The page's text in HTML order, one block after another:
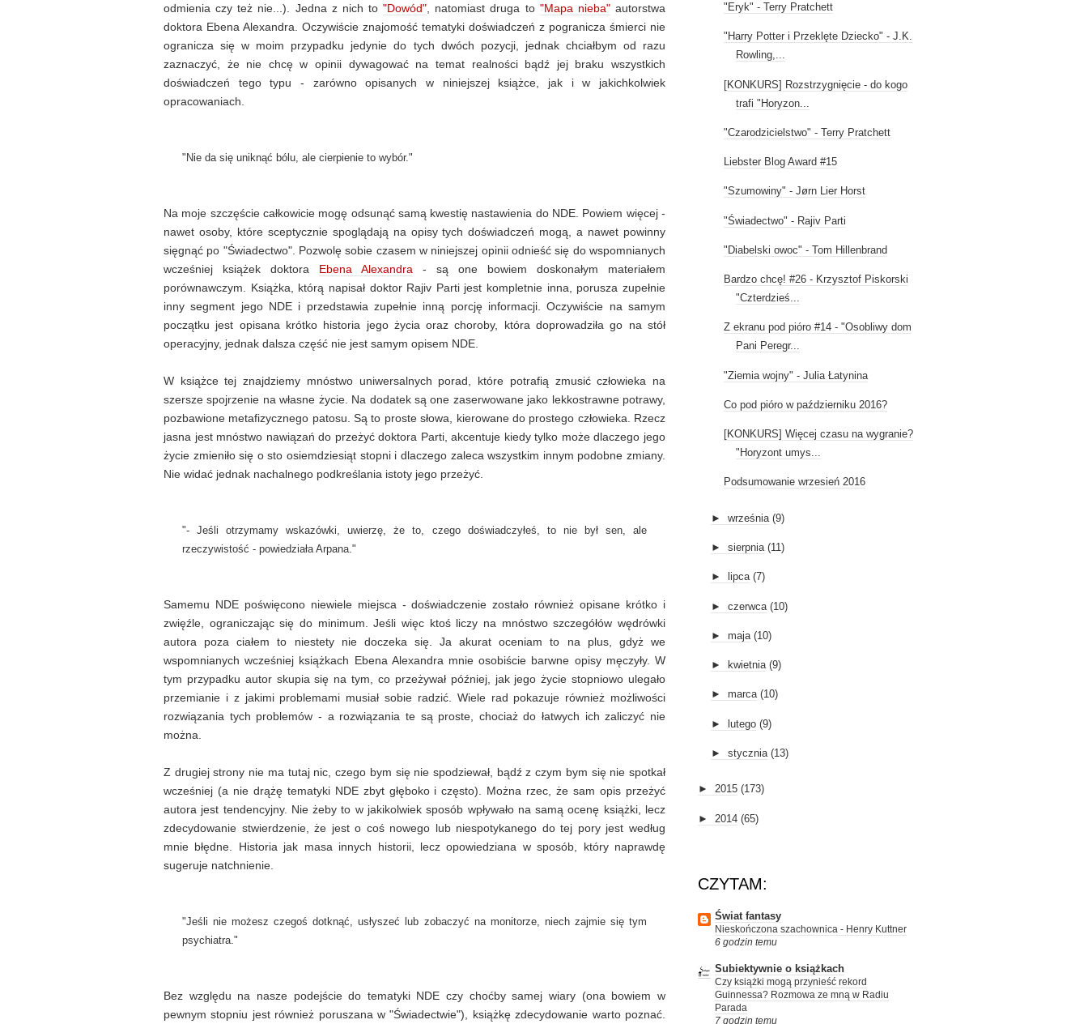
odmienia czy też nie...). Jedna z nich to"Dowód" , natomiast druga to "Mapa nieba"autorstwa
doktora Ebena Alexandra. Oczywiście znajomość tematyki doświadczeń z pogranicza śmierci nie
ogranicza się w moim przypadku jedynie do tych dwóch pozycji, jednak chciałbym od razu
zaznaczyć, że nie chcę w opinii dywagować na temat realności bądź jej braku wszystkich
doświadczeń tego typu - zarówno opisanych w niniejszej książce, jak i w jakichkolwiek
opracowaniach.
"Nie da się uniknąć bólu, ale cierpienie to wybór."
Na moje szczęście całkowicie mogę odsunąć samą kwestię nastawienia do NDE. Powiem więcej -
nawet osoby, które sceptycznie spoglądają na opisy tych doświadczeń mogą, a nawet powinny
sięgnąć po "Świadectwo". Pozwolę sobie czasem w niniejszej opinii odnieść się do wspomnianych
wcześniej książek doktora Ebena Alexandra - są one bowiem doskonałym materiałem
porównawczym. Książka, którą napisał doktor Rajiv Parti jest kompletnie inna, porusza zupełnie
inny segment jego NDE i przedstawia zupełnie inną porcję informacji. Oczywiście na samym
początku jest opisana krótko historia jego życia oraz choroby, która doprowadziła go na stół
operacyjny, jednak dalsza część nie jest samym opisem NDE.
W książce tej znajdziemy mnóstwo uniwersalnych porad, które potrafią zmusić człowieka na
szersze spojrzenie na własne życie. Na dodatek są one zaserwowane jako lekkostrawne potrawy,
pozbawione metafizycznego patosu. Są to proste słowa, kierowane do prostego człowieka. Rzecz
jasna jest mnóstwo nawiązań do przeżyć doktora Parti, akcentuje kiedy tylko może dlaczego jego
życie zmieniło się o sto osiemdziesiąt stopni i dlaczego zaleca wszystkim innym podobne zmiany.
Nie widać jednak nachalnego podkreślania istoty jego przeżyć.
"- Jeśli otrzymamy wskazówki, uwierzę, że to, czego doświadczyłeś, to nie był sen, ale
rzeczywistość - powiedziała Arpana."
Samemu NDE poświęcono niewiele miejsca - doświadczenie zostało również opisane krótko i
zwięźle, ograniczając się do minimum. Jeśli więc ktoś liczy na mnóstwo szczegółów wędrówki
autora poza ciałem to niestety nie doczeka się. Ja akurat oceniam to na plus, gdyż we
wspomnianych wcześniej książkach Ebena Alexandra mnie osobiście barwne opisy męczyły. W
tym przypadku autor skupia się na tym, co przeżywał później, jak jego życie stopniowo ulegało
przemianie i z jakimi problemami musiał sobie radzić. Wiele rad pokazuje również możliwości
rozwiązania tych problemów - a rozwiązania te są proste, chociaż do łatwych ich zaliczyć nie
można.
Z drugiej strony nie ma tutaj nic, czego bym się nie spodziewał, bądź z czym bym się nie spotkał
wcześniej (a nie drążę tematyki NDE zbyt głęboko i często). Można rzec, że sam opis przeżyć
autora jest tendencyjny. Nie żeby to w jakikolwiek sposób wpływało na samą ocenę książki, lecz
zdecydowanie stwierdzenie, że jest o coś nowego lub niespotykanego do tej pory jest według
mnie błędne. Historia jak masa innych historii, lecz opowiedziana w sposób, który naprawdę
sugeruje natchnienie.
"Jeśli nie możesz czegoś dotknąć, usłyszeć lub zobaczyć na monitorze, niech zajmie się tym
psychiatra."
Bez względu na nasze podejście do tematyki NDE czy choćby samej wiary (ona bowiem w
pewnym stopniu jest również poruszana w "Świadectwie"), książkę zdecydowanie warto poznać.
"Eryk" - Terry Pratchett
"Harry Potter i Przeklęte Dziecko" - J.K.
Rowling,...
[KONKURS] Rozstrzygnięcie - do kogo
trafi "Horyzon...
"Czarodzicielstwo" - Terry Pratchett
Liebster Blog Award #15
"Szumowiny" - Jørn Lier Horst
"Świadectwo" - Rajiv Parti
"Diabelski owoc" - Tom Hillenbrand
Bardzo chcę! #26 - Krzysztof Piskorski
"Czterdzieś...
Z ekranu pod pióro #14 - "Osobliwy dom
Pani Peregr...
"Ziemia wojny" - Julia Łatynina
Co pod pióro w październiku 2016?
[KONKURS] Więcej czasu na wygranie?
"Horyzont umys...
Podsumowanie wrzesień 2016
► września (9)
► sierpnia (11)
► lipca (7)
► czerwca (10)
► maja (10)
► kwietnia (9)
► marca (10)
► lutego (9)
► stycznia (13)
► 2015 (173)
► 2014 (65)
CZYTAM:
Świat fantasy
Nieskończona szachownica - Henry Kuttner
6 godzin temu
Subiektywnie o książkach
Czy książki mogą przynieść rekord
Guinnessa? Rozmowa ze mną w Radiu
Parada
7 godzin temu